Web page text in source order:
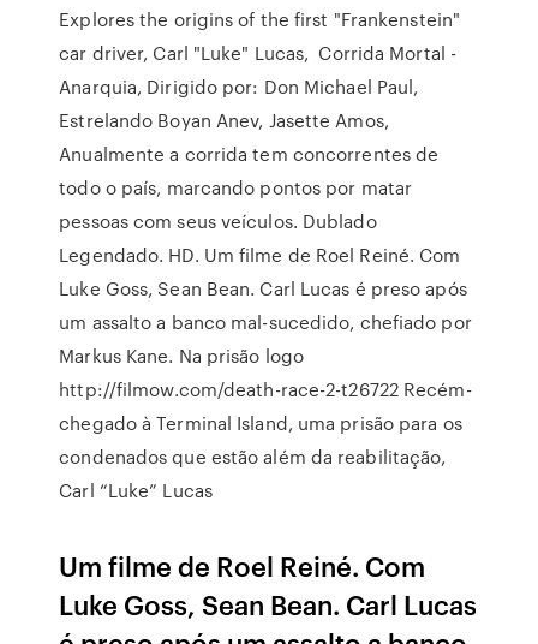
Explores the origins of the first "Frankenstein"
car driver, Carl "Luke" Lucas, Corrida Mortal -
Anarquia, Dirigido por: Don Michael Paul,
Estrelando Boyan Anev, Jasette Amos,
Anualmente a corrida tem concorrentes de
todo o país, marcando pontos por matar
pessoas com seus veículos. Dublado
Legendado. HD. Um filme de Roel Reiné. Com
Luke Goss, Sean Bean. Carl Lucas é preso após
um assalto a banco mal-sucedido, chefiado por
Markus Kane. Na prisão logo
http://filmow.com/death-race-2-t26722 Recém-
chegado à Terminal Island, uma prisão para os
condenados que estão além da reabilitação,
Carl “Luke” Lucas
Um filme de Roel Reiné. Com
Luke Goss, Sean Bean. Carl Lucas